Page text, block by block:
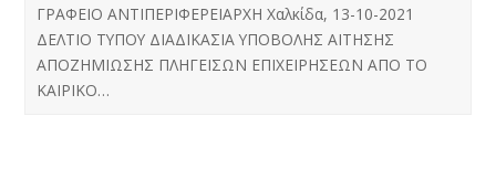
ΓΡΑΦΕΙΟ ΑΝΤΙΠΕΡΙΦΕΡΕΙΑΡΧΗ Χαλκίδα, 13-10-2021
ΔΕΛΤΙΟ ΤΥΠΟΥ ΔΙΑΔΙΚΑΣΙΑ ΥΠΟΒΟΛΗΣ ΑΙΤΗΣΗΣ
ΑΠΟΖΗΜΙΩΣΗΣ ΠΛΗΓΕΙΣΩΝ ΕΠΙΧΕΙΡΗΣΕΩΝ ΑΠΟ ΤΟ
ΚΑΙΡΙΚΟ…